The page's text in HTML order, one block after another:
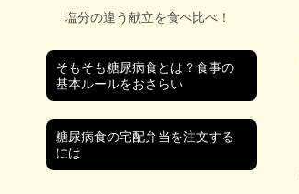
塩分の違う献立を食べ比べ！
そもそも糖尿病食とは？食事の
基本ルールをおさらい
糖尿病食の宅配弁当を注文する
には